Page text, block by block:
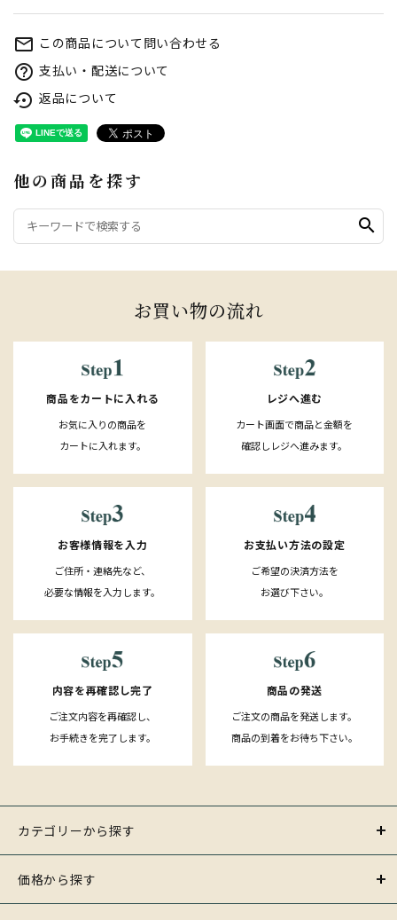
mail_outline この商品について問い合わせる
help_outline 支払い・配送について
settings_backup_restore 返品について
他の商品を探す
search
お買い物の流れ
商品をカートに入れる
お気に入りの商品を
カートに入れます。
レジへ進む
カート画面で商品と金額を
確認しレジへ進みます。
お客様情報を入力
ご住所・連絡先など、
必要な情報を入力します。
お支払い方法の設定
ご希望の決済方法を
お選び下さい。
内容を再確認し完了
ご注文内容を再確認し、
お手続きを完了します。
商品の発送
ご注文の商品を発送します。
商品の到着をお待ち下さい。
カテゴリーから探す
価格から探す